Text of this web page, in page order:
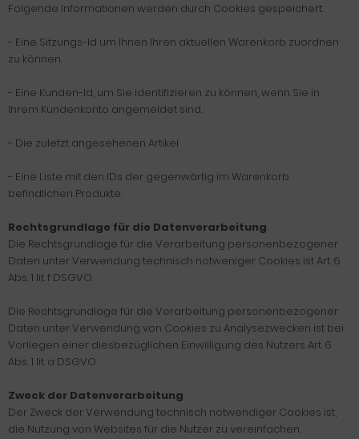
Folgende Informationen werden durch Cookies gespeichert:
- Eine Sitzungs-Id um Ihnen Ihren aktuellen Warenkorb zuordnen
zu können.
- Eine Kunden-Id, um Sie identifizieren zu können, wenn Sie in
Ihrem Kundenkonto angemeldet sind.
- Die zuletzt angesehenen Artikel
- Eine Liste mit den IDs der gegenwärtig im Warenkorb
befindlichen Produkte.
Rechtsgrundlage für die Datenverarbeitung
Die Rechtsgrundlage für die Verarbeitung personenbezogener
Daten unter Verwendung technisch notweniger Cookies ist Art. 6
Abs. 1 lit. f DSGVO.
Die Rechtsgrundlage für die Verarbeitung personenbezogener
Daten unter Verwendung von Cookies zu Analysezwecken ist bei
Vorliegen einer diesbezüglichen Einwilligung des Nutzers Art. 6
Abs. 1 lit. a DSGVO.
Zweck der Datenverarbeitung
Der Zweck der Verwendung technisch notwendiger Cookies ist,
die Nutzung von Websites für die Nutzer zu vereinfachen.